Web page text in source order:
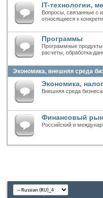
IT-технологии,
Вопросы, связанные с
относящиеся к
Программы
Программные
расчеты, обработка
Экономика, внешняя среда
Экономика,
Внешняя среда
Финансовый
Российский и